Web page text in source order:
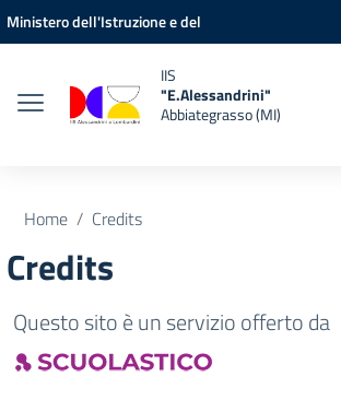
Vai ai contenuti
Vai al menu di navigazione
Vai al footer
Ministero dell'Istruzione e del
IIS
"E.Alessandrini"
Abbiategrasso (MI)
Home Credits
Credits
Questo sito è un servizio offerto da